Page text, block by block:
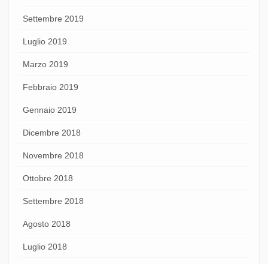
Settembre 2019
Luglio 2019
Marzo 2019
Febbraio 2019
Gennaio 2019
Dicembre 2018
Novembre 2018
Ottobre 2018
Settembre 2018
Agosto 2018
Luglio 2018